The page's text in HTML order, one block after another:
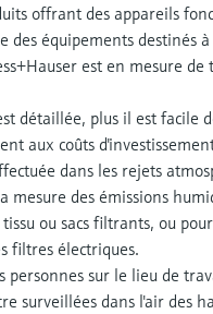
offrant des appareils
des équipements destinés
est en mesure
détaillée, plus il est facile
aux coûts
dans les rejets
mesure des émissions
ou sacs filtrants, ou
filtres électriques.
personnes sur le lieu de
surveillées dans l'air des